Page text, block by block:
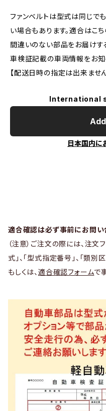
ファンベルトは型式は同じで
い場合もあります。適合はこち
間違いのない部品をお届け
車検証記載の車両情報をお知
【配送日時の指定は出来ません
International
日本国内に
適合確認は必ず事前にお問い
（注意）ご注文の際には、注文
式」、「型式指定番号」、「類別
もしくは、 適合確認フォームで